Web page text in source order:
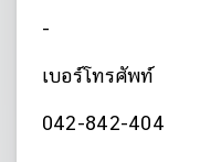
-
เบอร์โทรศัพท์
042-842-404